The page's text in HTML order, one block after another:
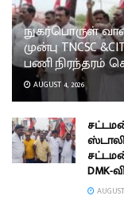
நுகர்பொருள்
முன்பு TNCSC
பணி நிரந்தரம்
AUGUST 4, 2026
DMK-